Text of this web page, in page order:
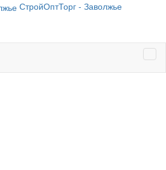
СтройОптТорг - Заволжье